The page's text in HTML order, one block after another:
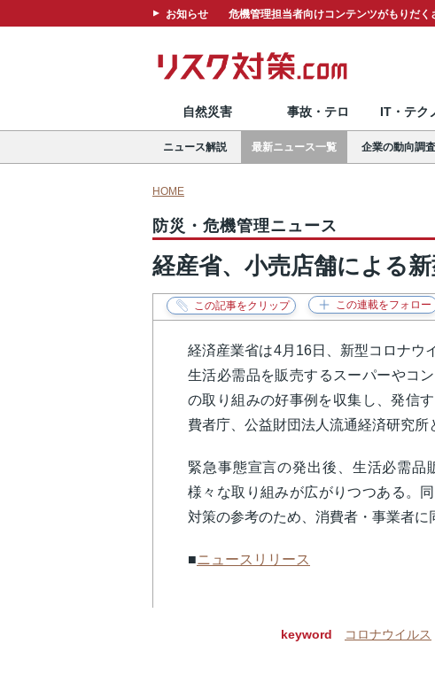
お知らせ 危機管理担当者向けコンテンツがもりだ
自然災害 事故・テロ IT・テク
ニュース解説 最新ニュース一覧 企業の動向調査
HOME
防災・危機管理ニュース
経産省、小売店舗による
経済産業省は4月16日、新型コロナウ
生活必需品を販売するスーパーやコ
の取り組みの好事例を収集し、発信
費者庁、公益財団法人流通経済研究所
緊急事態宣言の発出後、生活必需品
様々な取り組みが広がりつつある。
対策の参考のため、消費者・事業者に
■ニュースリリース
keyword コロナウイルス